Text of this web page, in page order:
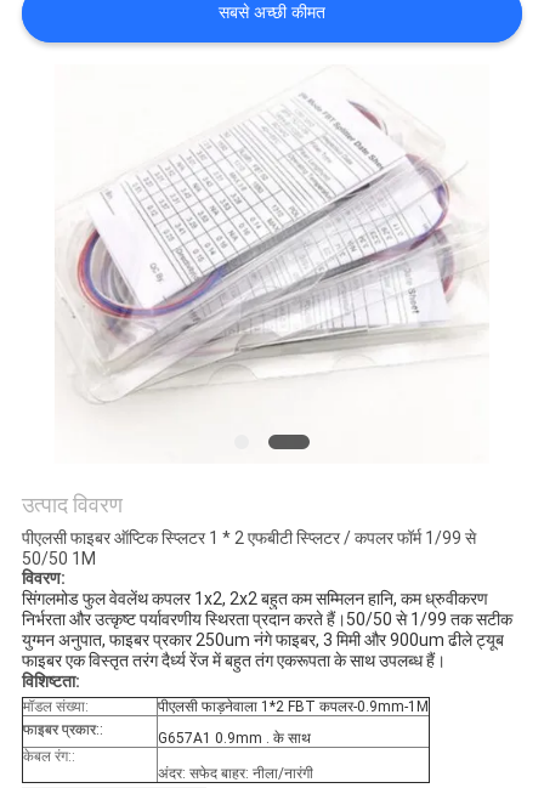
मामलों
गोपनीयता
सबसे अच्छी कीमत
उत्पाद विवरण
पीएलसी फाइबर ऑप्टिक स्प्लिटर 1 * 2 एफबीटी स्प्लिटर / कपलर फॉर्म 1/99 से
50/50 1M
विवरण:
सिंगलमोड फुल वेवलेंथ कपलर 1x2, 2x2 बहुत कम सम्मिलन हानि, कम ध्रुवीकरण
निर्भरता और उत्कृष्ट पर्यावरणीय स्थिरता प्रदान करते हैं।50/50 से 1/99 तक सटीक
युग्मन अनुपात, फाइबर प्रकार 250um नंगे फाइबर, 3 मिमी और 900um ढीले ट्यूब
फाइबर एक विस्तृत तरंग दैर्ध्य रेंज में बहुत तंग एकरूपता के साथ उपलब्ध हैं।
विशिष्टता:
मॉडल संख्या: पीएलसी फाड़नेवाला 1*2 FBT कपलर-0.9mm-1M
फाइबर प्रकार::
G657A1 0.9mm . के साथ
केबल रंग::
अंदर: सफेद बाहर: नीला/नारंगी